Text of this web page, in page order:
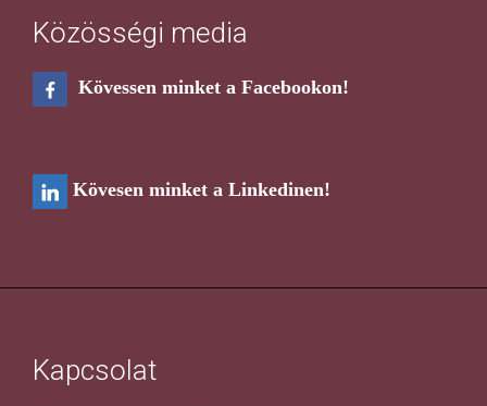
Közösségi media
Kövessen minket a Facebookon!
Kövesen minket a Linkedinen!
Kapcsolat